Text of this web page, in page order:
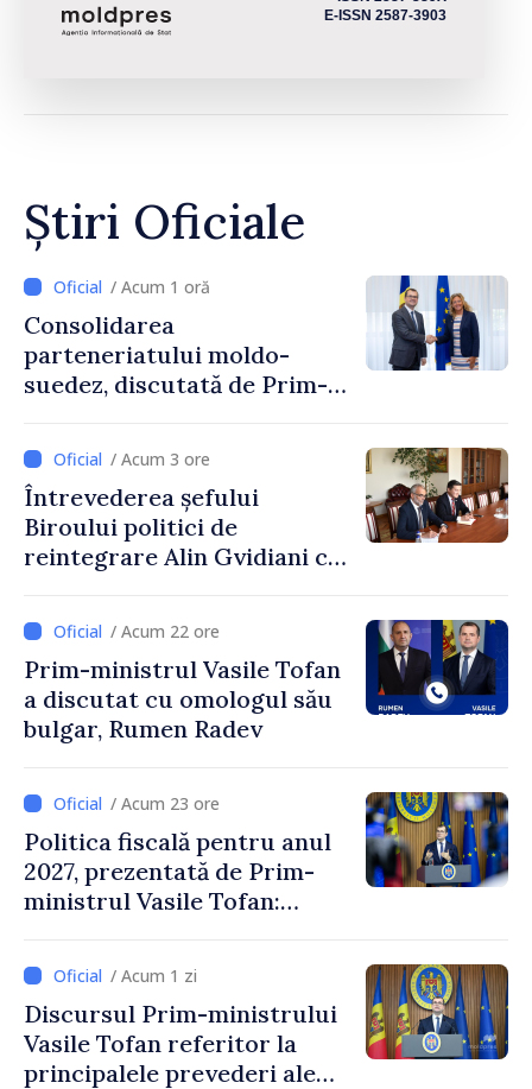
E-ISSN 2587-3903
Știri Oficiale
/ Acum 1 oră
Consolidarea
parteneriatului moldo-
suedez, discutată de Prim-
Ambasadoarea Suediei,
Petra Lärke/ Acum 3 ore
Întrevederea șefului
Biroului politici de
reintegrare Alin Gvidiani cu
Comitetului Internațional al
Crucii Roșii în Moldova
/ Acum 22 ore
Prim-ministrul Vasile Tofan
a discutat cu omologul său
bulgar, Rumen Radev
/ Acum 23 ore
Politica fiscală pentru anul
2027, prezentată de Prim-
ministrul Vasile Tofan:
stimularea investițiilor și o
taxare mai echitabilă
/ Acum 1 zi
Discursul Prim-ministrului
Vasile Tofan referitor la
principalele prevederi ale